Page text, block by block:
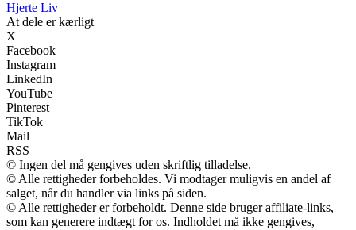
Hjerte Liv
At dele er kærligt
X
Facebook
Instagram
LinkedIn
YouTube
Pinterest
TikTok
Mail
RSS
© Ingen del må gengives uden skriftlig tilladelse.
© Alle rettigheder forbeholdes. Vi modtager muligvis en andel af
salget, når du handler via links på siden.
© Alle rettigheder er forbeholdt. Denne side bruger affiliate-links,
som kan generere indtægt for os. Indholdet må ikke gengives,